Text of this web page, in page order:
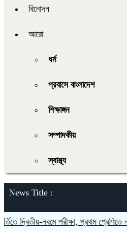
বিনোদন
আরো
ধর্ম
প্রবাসে বাংলাদেশ
শিক্ষাঙ্গন
সম্পাদকীয়
স্বাস্থ্য
News Title :
দ্বিতীয়-নবমে পরীক্ষা, প্রথম শ্রেণিতে লটারি